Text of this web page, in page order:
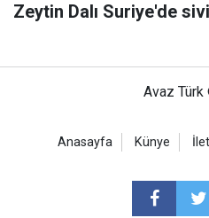
Zeytin Dalı Suriye'de
Avaz
Anasayfa Künye